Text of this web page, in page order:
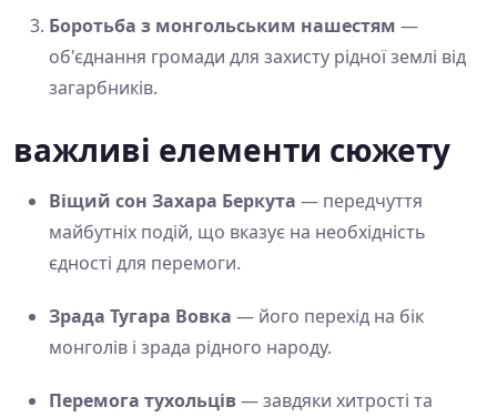
Боротьба з монгольським нашестям —
об'єднання громади для захисту рідної землі від
загарбників.
важливі елементи сюжету
Віщий сон Захара Беркута — передчуття
майбутніх подій, що вказує на необхідність
єдності для перемоги.
Зрада Тугара Вовка — його перехід на бік
монголів і зрада рідного народу.
Перемога тухольців— завдяки хитрості та